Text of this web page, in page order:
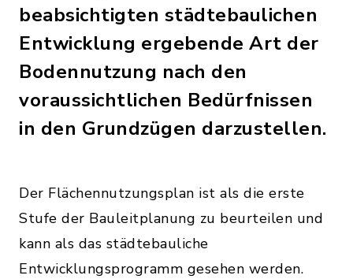
beabsichtigten städtebaulichen
Entwicklung ergebende Art der
Bodennutzung nach den
voraussichtlichen Bedürfnissen
in den Grundzügen darzustellen.
Der Flächennutzungsplan ist als die erste
Stufe der Bauleitplanung zu beurteilen und
kann als das städtebauliche
Entwicklungsprogramm gesehen werden.